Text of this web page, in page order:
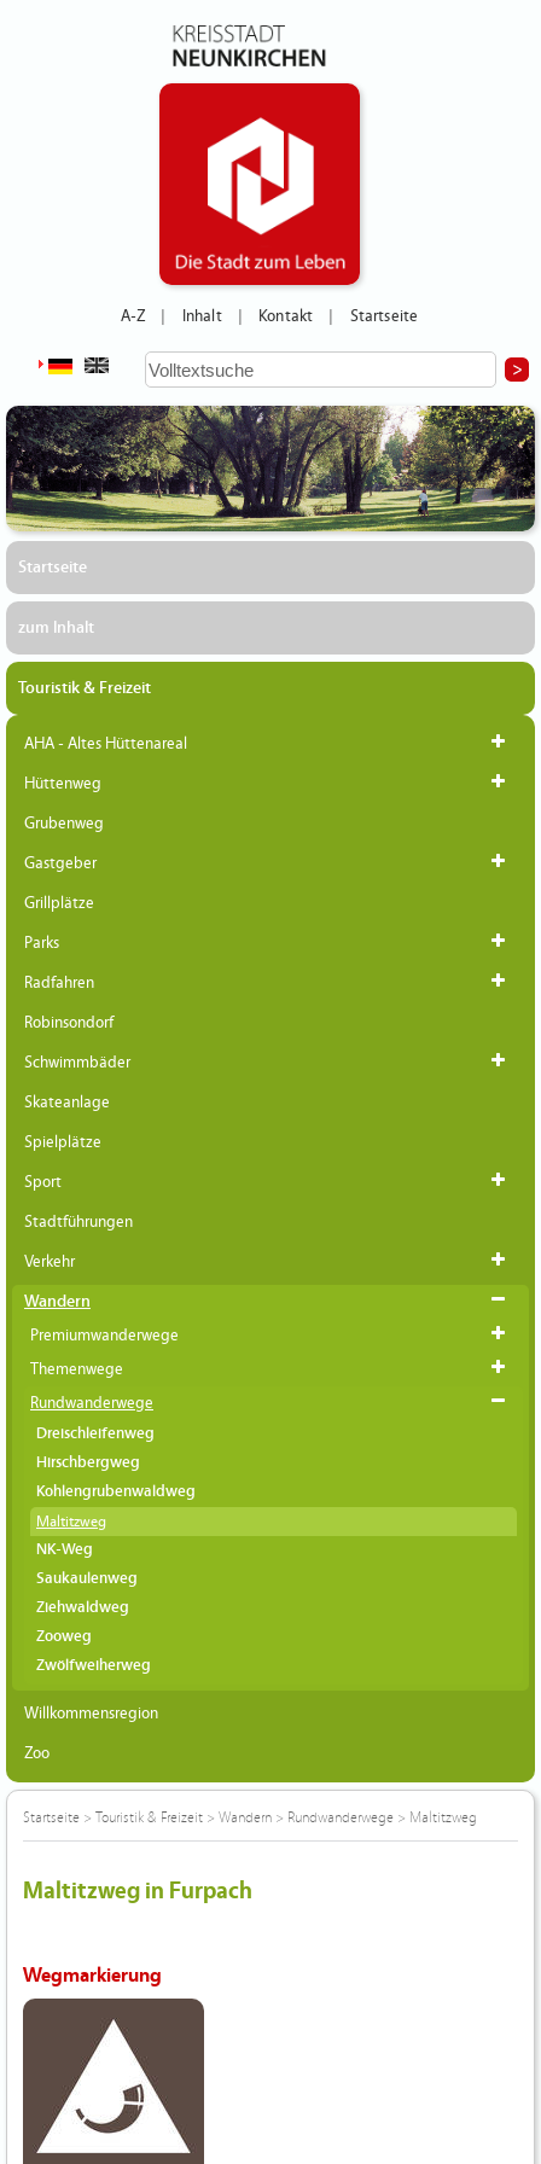
A-Z Inhalt Kontakt Startseite
Startseite
zum Inhalt
Touristik & Freizeit
AHA - Altes Hüttenareal
Hüttenweg
Grubenweg
Gastgeber
Grillplätze
Parks
Radfahren
Robinsondorf
Schwimmbäder
Skateanlage
Spielplätze
Sport
Stadtführungen
Verkehr
Wandern
Premiumwanderwege
Themenwege
Rundwanderwege
Dreischleifenweg
Hirschbergweg
Kohlengrubenwaldweg
Maltitzweg
NK-Weg
Saukaulenweg
Ziehwaldweg
Zooweg
Zwölfweiherweg
Willkommensregion
Zoo
Startseite > Touristik & Freizeit > Wandern > Rundwanderwege > Maltitzweg
Maltitzweg in Furpach
Wegmarkierung